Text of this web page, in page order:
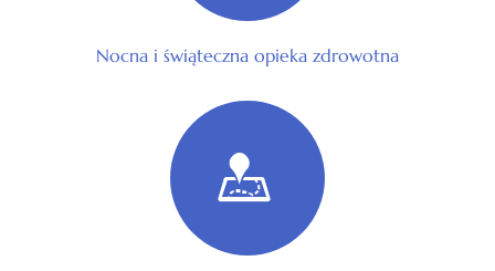
Nocna i świąteczna opieka zdrowotna